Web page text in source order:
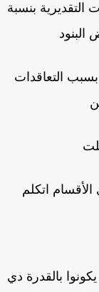
بنسبة
في الإيرادات بنسبة ٩٪ بسبب التعاقدات
اتكلم
بالقدرة دي